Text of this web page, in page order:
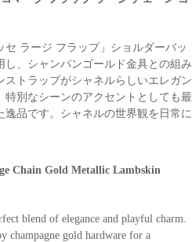
ラージ フラップ」ショルダーバッ
、シャンパンゴールド金具との組み
トラップがシャネルらしいエレガン
別なシーンのアクセントとしても最
品です。シャネルの世界観を日常に
Chain Gold Metallic Lambskin
blend of elegance and playful charm.
champagne gold hardware for a